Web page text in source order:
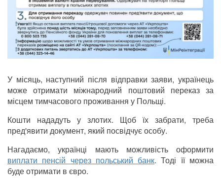
У місяць, наступний після відправки заяви, українець
може отримати міжнародний поштовий переказ за
місцем тимчасового проживання у Польщі.
Кошти нададуть у злотих. Щоб їх забрати, треба
пред'явити документ, який посвідчує особу.
Нагадаємо, українці мають можливість оформити
виплати пенсій через польський банк. Тоді її можна
буде отримати в євро.